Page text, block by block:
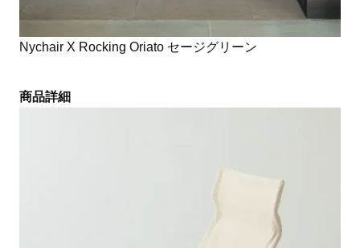
Nychair X Rocking Oriato セージグリーン
商品詳細